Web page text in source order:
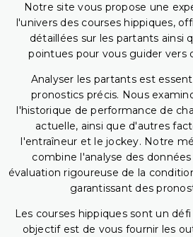
Notre site vous propose une
l'univers des courses hippiques,
détaillées sur les partants ainsi
pointues pour vous guider vers
Analyser les partants est
pronostics précis. Nous
l'historique de performance de
actuelle, ainsi que d'autres
l'entraîneur et le jockey. Notre
combine l'analyse des
évaluation rigoureuse de la
garantissant des
Les courses hippiques sont un
objectif est de vous fournir les